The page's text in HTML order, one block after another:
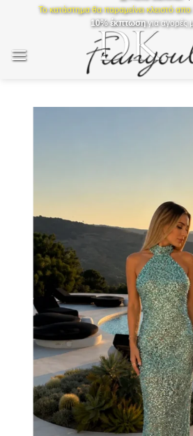
Το κατάστημα θα παραμείνει κλειστό
10% έκπτωσηγια αγορές